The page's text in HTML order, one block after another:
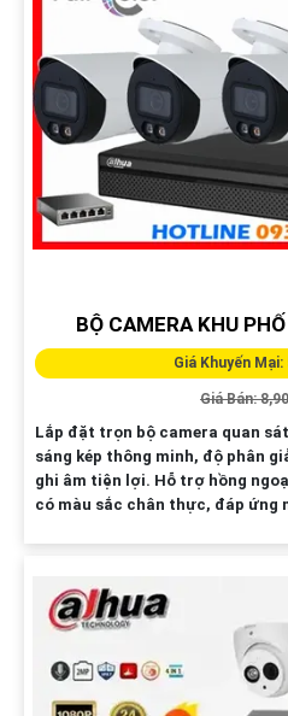
BỘ CAMERA KHU
Giá Khuyến
Giá Bán:
Lắp đặt trọn bộ camera quan
sáng kép thông minh, độ phân
ghi âm tiện lợi. Hỗ trợ hồng
có màu sắc chân thực, đáp ứng